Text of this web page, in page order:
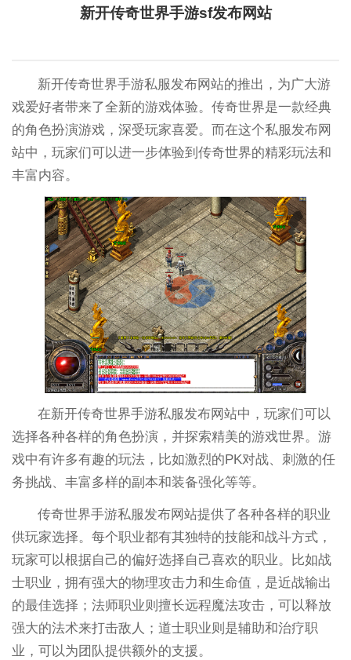
新开传奇世界手游sf发布网站
新开传奇世界手游私服发布网站的推出，为广大游
戏爱好者带来了全新的游戏体验。传奇世界是一款经典
的角色扮演游戏，深受玩家喜爱。而在这个私服发布网
站中，玩家们可以进一步体验到传奇世界的精彩玩法和
丰富内容。
在新开传奇世界手游私服发布网站中，玩家们可以
选择各种各样的角色扮演，并探索精美的游戏世界。游
戏中有许多有趣的玩法，比如激烈的PK对战、刺激的任
务挑战、丰富多样的副本和装备强化等等。
传奇世界手游私服发布网站提供了各种各样的职业
供玩家选择。每个职业都有其独特的技能和战斗方式，
玩家可以根据自己的偏好选择自己喜欢的职业。比如战
士职业，拥有强大的物理攻击力和生命值，是近战输出
的最佳选择；法师职业则擅长远程魔法攻击，可以释放
强大的法术来打击敌人；道士职业则是辅助和治疗职
业，可以为团队提供额外的支援。